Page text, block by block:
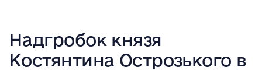
Надгробок князя
Костянтина Острозького в